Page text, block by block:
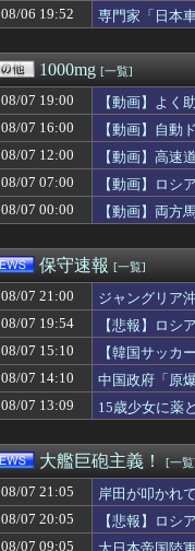
【速報】AKB48「夢のポッ
【悲報】はらぺこあおむし
【画像】イケメン経営者と
【試合結果】ヤクルト1-0巨
今日初めてロイヤルホスト
KDDIの松田社長｢楽天モバ
人気格闘家「水飲むやつは
｢格なむチャンネル｣ 名古
【初音ミク】「PERIHAPI!
【悲報】白浜町「100万円
【画像】磯山さやかさん、
【P】エッセイスト「原爆
京大病院で医療ミス 脳腫
08/06 19:52
専門家「日本
1000mg [一覧]
08/07 19:00
【動画】よく
08/07 16:00
【動画】自動
08/07 12:00
【動画】高速
08/07 07:00
【動画】ロシ
08/07 00:00
【動画】両方
保守速報 [一覧]
08/07 21:00
ジャングリア
08/07 19:54
【悲報】ロシ
主張
08/07 15:10
【韓国サッカ
08/07 14:10
中国政府「原
08/07 13:09
15歳少女に薬
大艦巨砲主義！ [一覧]
08/07 21:05
岸田が叩かれ
08/07 20:05
【悲報】ロシ
08/07 09:05